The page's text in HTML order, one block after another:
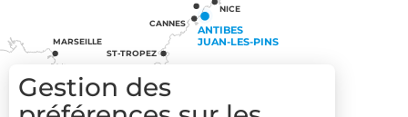
ST-TROPEZ
MARSEILLE
CANNES
ANTIBES
JUAN-LES-PINS
NICE
Gestion des